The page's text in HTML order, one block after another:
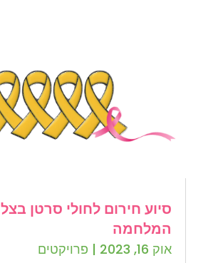
סיוע חירום לחולי סרטן בצל
המלחמה
אוק 16, 2023 | פרויקטים